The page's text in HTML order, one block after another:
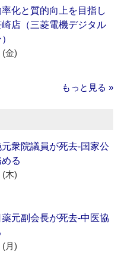
率化と質的向上を目指し
店（三菱電機デジタル
(金)
もっと見る »
元衆院議員が死去‐国家公
る
(木)
薬元副会長が死去‐中医協
(月)